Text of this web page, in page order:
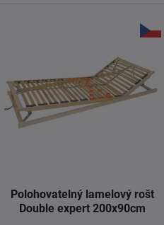
Polohovatelný lamelový rošt
Double expert 200x90cm